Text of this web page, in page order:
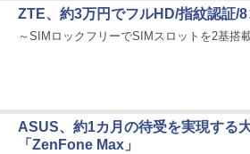
ZTE、約3万円でフルHD/指紋認証/
～SIMロックフリーでSIMスロットを2基搭
ASUS、約1カ月の待受を実現する
「ZenFone Max」